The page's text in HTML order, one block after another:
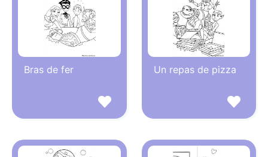
Bras de fer Un repas de pizza